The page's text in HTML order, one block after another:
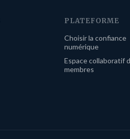
PLATEFORME
Choisir la confiance
numérique
Espace collaboratif
membres